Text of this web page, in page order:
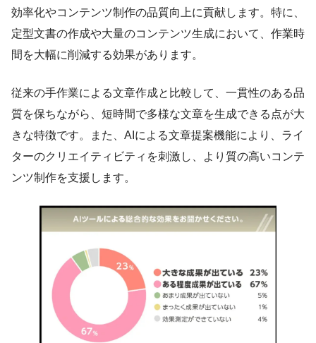
効率化やコンテンツ制作の品質向上に貢献します。特に、
定型文書の作成や大量のコンテンツ生成において、作業時
間を大幅に削減する効果があります。
従来の手作業による文章作成と比較して、一貫性のある品
質を保ちながら、短時間で多様な文章を生成できる点が大
きな特徴です。また、AIによる文章提案機能により、ライ
ターのクリエイティビティを刺激し、より質の高いコンテ
ンツ制作を支援します。